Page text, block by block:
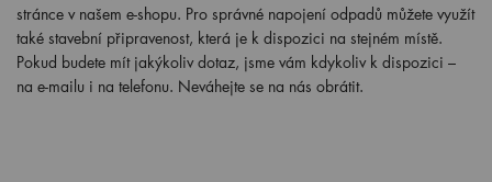
stránce v našem e-shopu. Pro správné napojení odpadů můžete využít
také stavební připravenost, která je k dispozici na stejném místě.
Pokud budete mít jakýkoliv dotaz, jsme vám kdykoliv k dispozici –
na e-mailu i na telefonu. Neváhejte se na nás obrátit.